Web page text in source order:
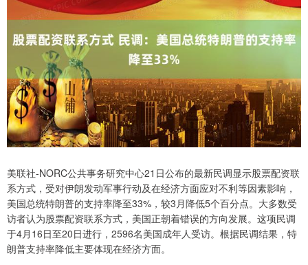
美联社-NORC公共事务研究中心21日公布的最新民调显示股票配资联
系方式，受对伊朗发动军事行动及在经济方面应对不利等因素影响，
美国总统特朗普的支持率降至33%，较3月降低5个百分点。大多数受
访者认为股票配资联系方式，美国正朝着错误的方向发展。这项民调
于4月16日至20日进行，2596名美国成年人受访。根据民调结果，特
朗普支持率降低主要体现在经济方面。